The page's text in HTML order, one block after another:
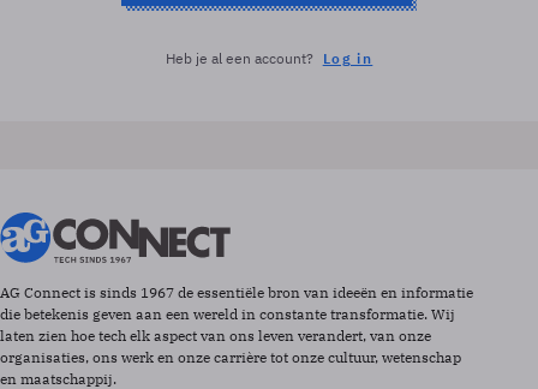
Heb je al een account? Log in
AG Connect is sinds 1967 de essentiële bron van ideeën en informatie
die betekenis geven aan een wereld in constante transformatie. Wij
laten zien hoe tech elk aspect van ons leven verandert, van onze
organisaties, ons werk en onze carrière tot onze cultuur, wetenschap
en maatschappij.